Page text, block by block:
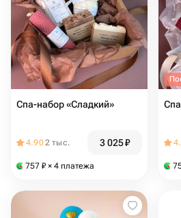
Спа-набор «Сладкий»
4.902 тыс. 3 025₽
757 ₽ × 4 платежа